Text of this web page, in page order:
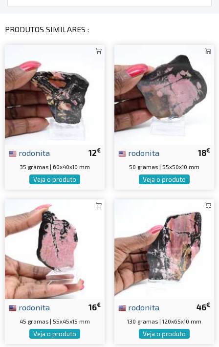
PRODUTOS SIMILARES :
12€
rodonita
35 gramas | 60x40x10 mm
Veja o produto
18€
rodonita
50 gramas | 55x50x10 mm
Veja o produto
16€
rodonita
45 gramas | 55x45x15 mm
Veja o produto
46€
rodonita
130 gramas | 120x65x10 mm
Veja o produto